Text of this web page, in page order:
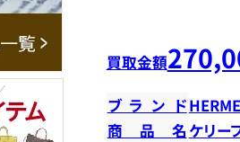
買取金額
ブランド
商品名 ケリー